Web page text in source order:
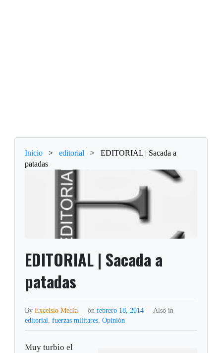
Inicio > editorial >
EDITORIAL | Sacada a
patadas
EDITORIAL | Sacada a
patadas
ByExcelsio Media on febrero 18, 2014
Also in
editorial,fuerzas militares,Opinión
Muy turbio el